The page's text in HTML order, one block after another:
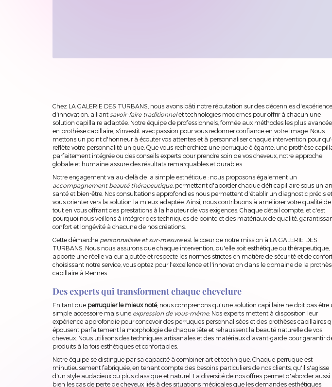
Chez LA GALERIE DES TURBANS, nous avons bâti notre réputation sur des décennies
d'innovation, alliant savoir-faire traditionnelet technologies modernes pour offrir à chacun une
solution capillaire adaptée. Notre équipe de professionnels, formée aux méthodes les plus
en prothèse capillaire, s'investit avec passion pour vous redonner confiance en votre image. Nous
mettons un point d'honneur à écouter vos attentes et à personnaliser chaque intervention pour
reflète votre personnalité unique. Que vous recherchiez une perruque élégante, une prothèse
parfaitement intégrée ou des conseils experts pour prendre soin de vos cheveux, notre approche
globale et humaine assure des résultats remarquables et durables.
Notre engagement va au-delà de la simple esthétique : nous proposons également un
accompagnement beauté thérapeutique, permettant d'aborder chaque défi capillaire sous un
santé et bien-être. Nos consultations approfondies nous permettent d'établir un diagnostic précis
vous orienter vers la solution la mieux adaptée. Ainsi, nous contribuons à améliorer votre qualité de
tout en vous offrant des prestations à la hauteur de vos exigences. Chaque détail compte, et c'est
pourquoi nous veillons à intégrer des techniques de pointe et des matériaux de qualité,
confort et longévité à chacune de nos créations.
Cette démarche personnalisée et sur-mesureest le cœur de notre mission à LA GALERIE DES
TURBANS. Nous nous assurons que chaque intervention, qu'elle soit esthétique ou thérapeutique,
apporte une réelle valeur ajoutée et respecte les normes strictes en matière de sécurité et de
choisissant notre service, vous optez pour l'excellence et l'innovation dans le domaine de la
capillaire à Rennes.
Des experts qui transforment chaque chevelure
En tant que perruquier le mieux noté, nous comprenons qu'une solution capillaire ne doit pas être
simple accessoire mais une expression de vous-même. Nos experts mettent à disposition leur
expérience approfondie pour concevoir des perruques personnalisées et des prothèses capillaires
épousent parfaitement la morphologie de chaque tête et rehaussent la beauté naturelle de vos
cheveux. Nous utilisons des techniques artisanales et des matériaux d'avant-garde pour garantir
produits à la fois esthétiques et confortables.
Notre équipe se distingue par sa capacité à combiner art et technique. Chaque perruque est
minutieusement fabriquée, en tenant compte des besoins particuliers de nos clients, qu'il s'agisse
d'un style audacieux ou plus classique et naturel. La diversité de nos offres permet d'aborder aussi
bien les cas de perte de cheveux liés à des situations médicales que les demandes esthétiques